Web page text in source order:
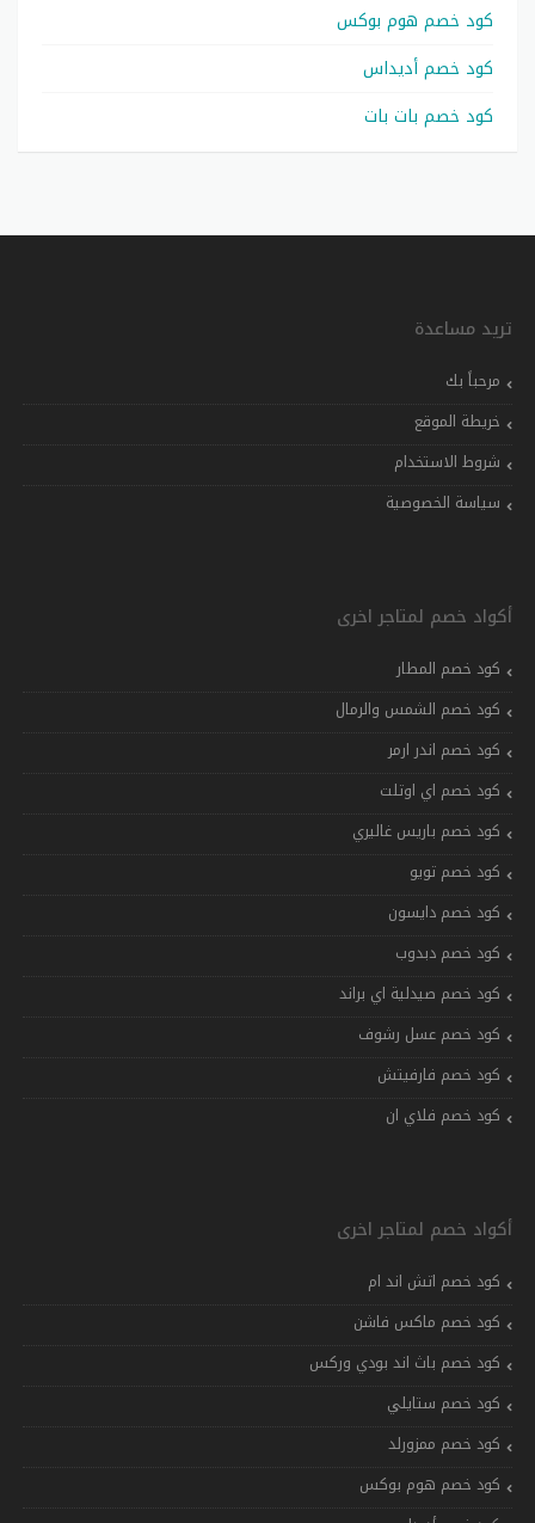
كود خصم هوم بوكس
كود خصم أديداس
كود خصم بات بات
تريد مساعدة
مرحباً بك
خريطة الموقع
شروط الاستخدام
سياسة الخصوصية
أكواد خصم لمتاجر اخرى
كود خصم المطار
كود خصم الشمس والرمال
كود خصم اندر ارمر
كود خصم اي اوتلت
كود خصم باريس غاليري
كود خصم تويو
كود خصم دايسون
كود خصم دبدوب
كود خصم صيدلية اي براند
كود خصم عسل رشوف
كود خصم فارفيتش
كود خصم فلاي ان
أكواد خصم لمتاجر اخرى
كود خصم اتش اند ام
كود خصم ماكس فاشن
كود خصم باث اند بودي وركس
كود خصم ستايلي
كود خصم ممزورلد
كود خصم هوم بوكس